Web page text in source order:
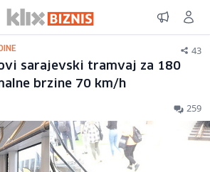
43
sarajevski tramvaj za 180
brzine 70 km/h
259